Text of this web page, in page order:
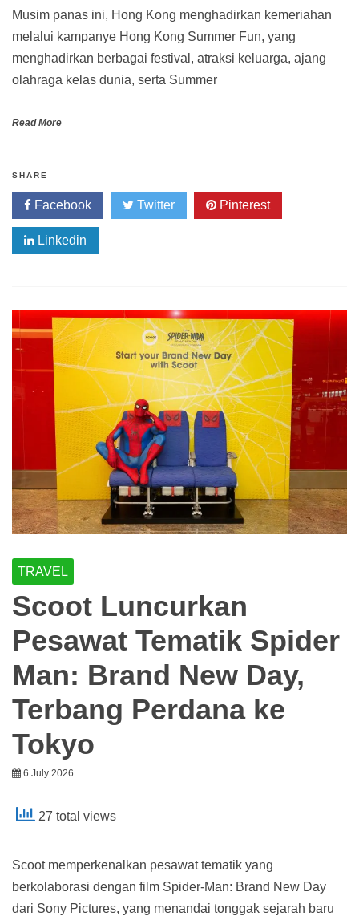
Musim panas ini, Hong Kong menghadirkan kemeriahan
melalui kampanye Hong Kong Summer Fun, yang
menghadirkan berbagai festival, atraksi keluarga, ajang
olahraga kelas dunia, serta Summer
Read More
SHARE
Facebook Twitter Pinterest
Linkedin
TRAVEL
Scoot Luncurkan
Pesawat Tematik Spider
Man: Brand New Day,
Terbang Perdana ke
Tokyo
6 July 2026
27 total views
Scoot memperkenalkan pesawat tematik yang
berkolaborasi dengan film Spider-Man: Brand New Day
dari Sony Pictures, yang menandai tonggak sejarah baru